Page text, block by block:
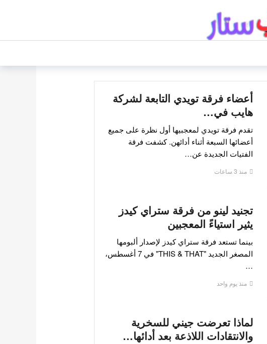
أعضاء فرقة تويدي التابعة لشركة
هايب في…
تقدم فرقة تويدي لمعجبيها أول نظرة على جميع
أعضائها السبعة أثناء أدائهن. كشفت فرقة
الفتيات الجديدة عن…
منذ 3 ساعات
تجنيد لينو من فرقة ستراي كيدز
يثير استياءً المعجبين
بينما تستعد فرقة ستراي كيدز لإصدار ألبومها
المصغر الجديد "THIS & THAT" في 7 أغسطس،
…
منذ يوم واحد
لماذا تعرضت جيني للسخرية
والانتقادات اللاذعة بعد أدائها…